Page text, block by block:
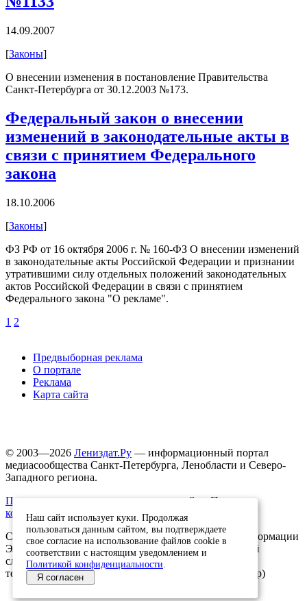
14.09.2007
[Законы]
О внесении изменения в постановление Правительства
Санкт-Петербурга от 30.12.2003 №173.
Федеральный закон о внесении
изменений в законодательные акты в
связи с принятием Федерального
закона
18.10.2006
[Законы]
ФЗ РФ от 16 октября 2006 г. № 160-ФЗ О внесении изменений
в законодательные акты Российской Федерации и признании
утратившими силу отдельных положений законодательных
актов Российской Федерации в связи с принятием
Федерального закона "О рекламе".
1 2
Предвыборная реклама
О портале
Реклама
Карта сайта
© 2003—2026 Лениздат.Ру — информационный портал
медиасообщества Санкт-Петербурга, Ленобласти и Северо-
Западного региона.
Правила использования содержания сайта.
Политика
конфиденциальности.
Свидетельство о регистрации средства массовой информации
ЭЛ №ФС77-91046, выданное 10.03.2026 Федеральной
службой по надзору в сфере связи, информационных
технологий и массовых коммуникаций (Роскомнадзор)
Наш сайт использует куки. Продолжая
пользоваться данным сайтом, вы подтверждаете
свое согласие на использование файлов cookie в
соответствии с настоящим уведомлением и
Политикой конфиденциальности
Я согласен